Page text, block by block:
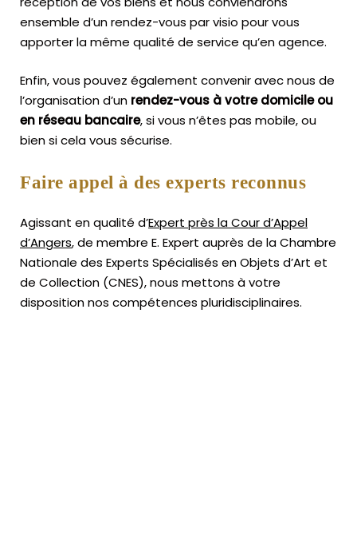
ensemble d’un rendez-vous par visio pour vous
apporter la même qualité de service qu’en agence.
Enfin, vous pouvez également convenir avec nous de
l’organisation d’un rendez-vous à votre domicile ou
en réseau bancaire, si vous n’êtes pas mobile, ou
bien si cela vous sécurise.
Faire appel à des experts reconnus
Agissant en qualité d’Expert près la Cour d’Appel
d’Angers, de membre E. Expert auprès de laChambre
Nationale des Experts Spécialisés en Objets d’Art et
de Collection (CNES),nous mettons à votre
disposition nos compétences pluridisciplinaires.